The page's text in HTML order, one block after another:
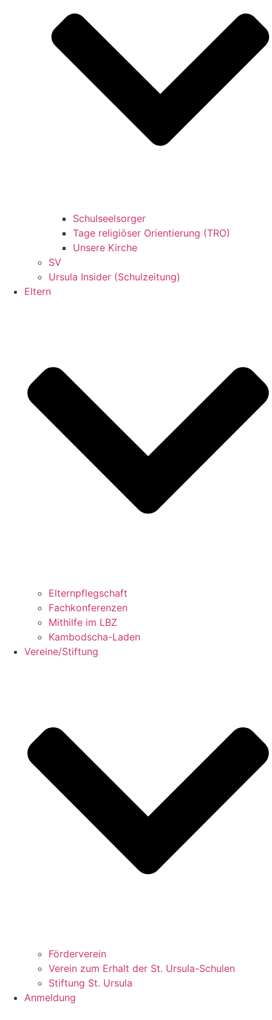
Schulseelsorger
Tage religiöser Orientierung (TRO)
Unsere Kirche
SV
Ursula Insider (Schulzeitung)
Eltern
Elternpflegschaft
Fachkonferenzen
Mithilfe im LBZ
Kambodscha-Laden
Vereine/Stiftung
Förderverein
Verein zum Erhalt der St. Ursula-Schulen
Stiftung St. Ursula
Anmeldung